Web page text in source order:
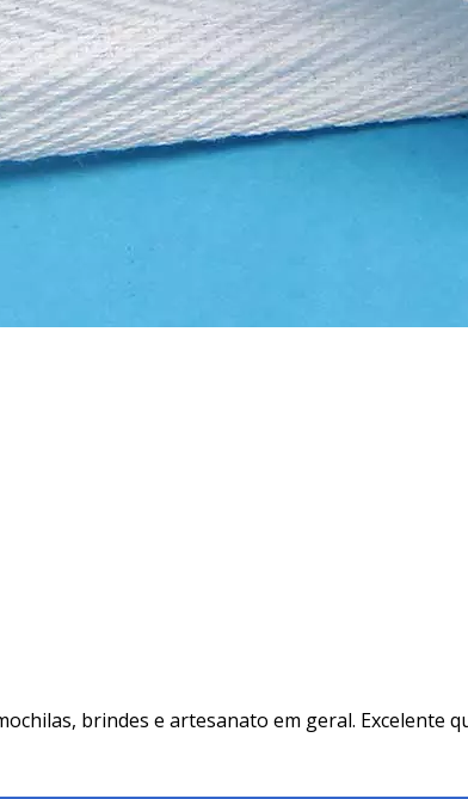
brindes e artesanato em geral. Excelente